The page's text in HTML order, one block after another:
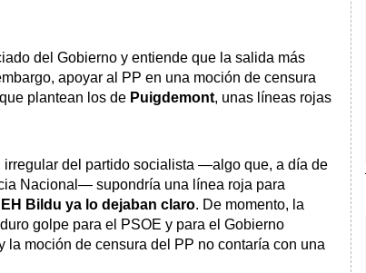
del Gobierno y entiende que la salida más
apoyar al PP en una moción de censura
plantean los de Puigdemont, unas líneas rojas
del partido socialista —algo que, a día de
Nacional— supondría una línea roja para
Bildu ya lo dejaban claro. De momento, la
golpe para el PSOE y para el Gobierno
la moción de censura del PP no contaría con una